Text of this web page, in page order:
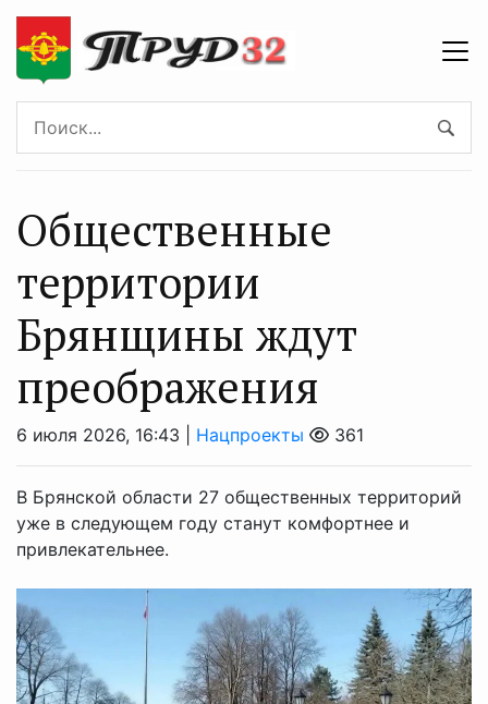
Общественные
территории
Брянщины ждут
преображения
6 июля 2026, 16:43 | Нацпроекты 361
В Брянской области 27 общественных территорий
уже в следующем году станут комфортнее и
привлекательнее.